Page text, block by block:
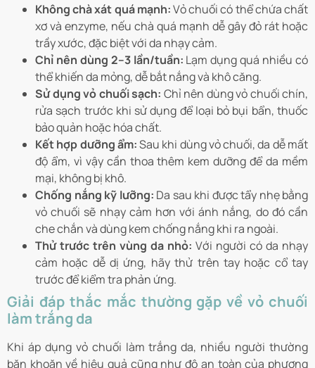
Không chà xát quá mạnh:Vỏ chuối có thể chứa chất
xơ và enzyme, nếu chà quá mạnh dễ gây đỏ rát hoặc
trầy xước, đặc biệt với da nhạy cảm.
Chỉ nên dùng 2–3 lần/tuần: Lạm dụng quá nhiều có
thể khiến da mỏng, dễ bắt nắng và khô căng.
Sử dụng vỏ chuối sạch: Chỉ nên dùng vỏ chuối chín,
rửa sạch trước khi sử dụng để loại bỏ bụi bẩn, thuốc
bảo quản hoặc hóa chất.
Kết hợp dưỡng ẩm:Sau khi dùng vỏ chuối, da dễ mất
độ ẩm, vì vậy cần thoa thêm kem dưỡng để da mềm
mại, không bị khô.
Chống nắng kỹ lưỡng: Da sau khi được tẩy nhẹ bằng
vỏ chuối sẽ nhạy cảm hơn với ánh nắng, do đó cần
che chắn và dùng kem chống nắng khi ra ngoài.
Thử trước trên vùng da nhỏ: Với người có da nhạy
cảm hoặc dễ dị ứng, hãy thử trên tay hoặc cổ tay
trước để kiểm tra phản ứng.
Giải đáp thắc mắc thường gặp về vỏ chuối
làm trắng da
Khi áp dụng vỏ chuối làm trắng da, nhiều người thường
băn khoăn về hiệu quả cũng như độ an toàn của phương